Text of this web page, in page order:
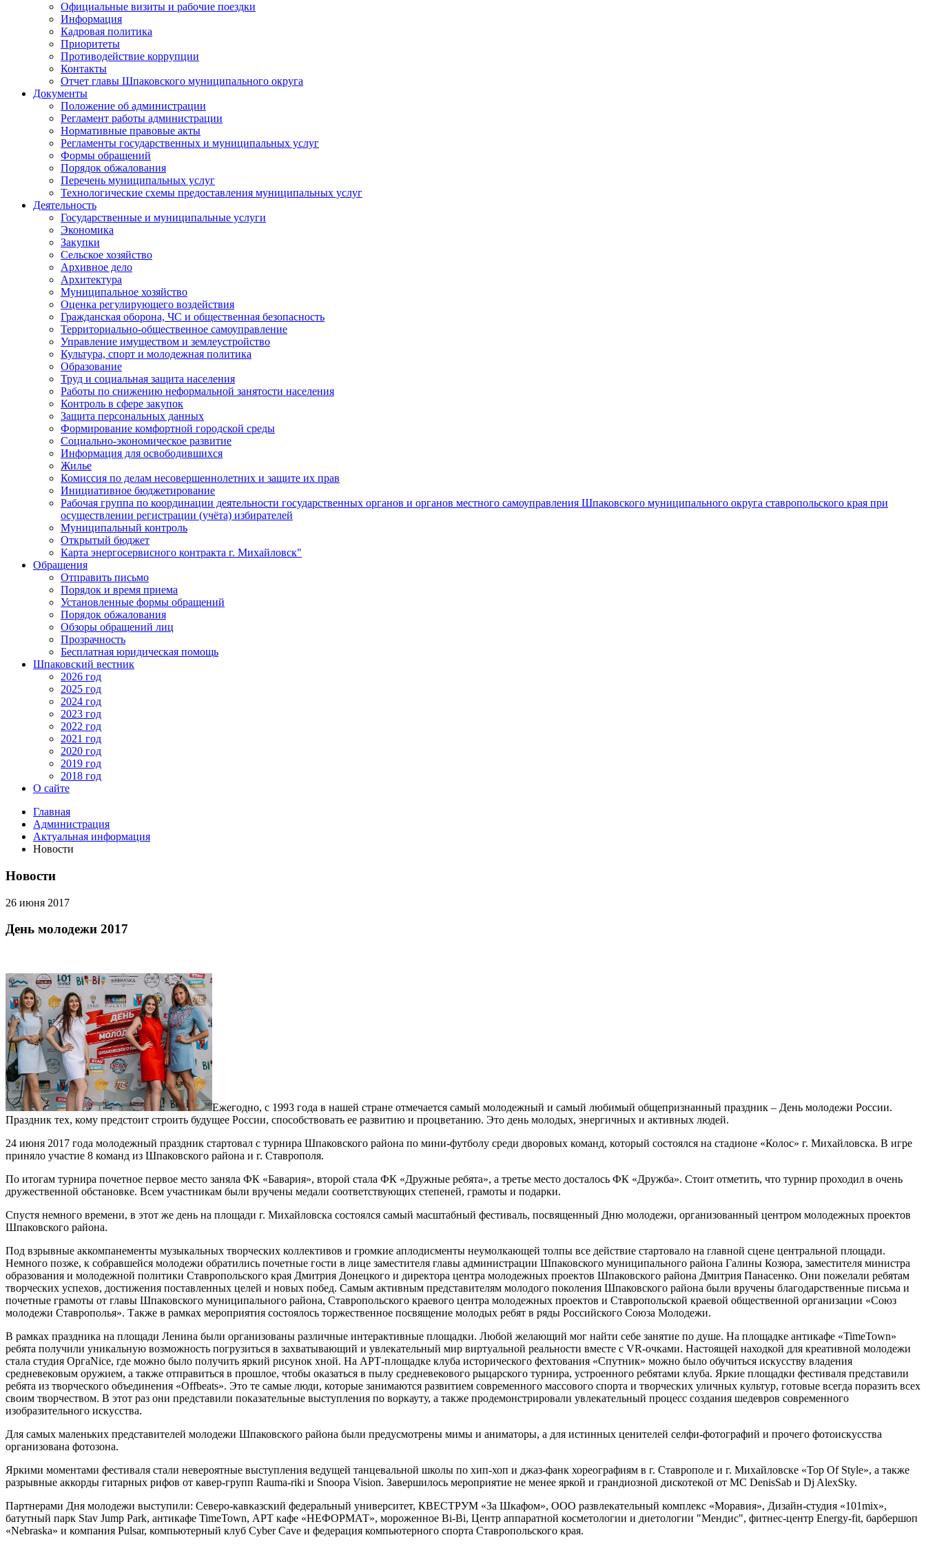
Официальные визиты и рабочие поездки
Информация
Кадровая политика
Приоритеты
Противодействие коррупции
Контакты
Отчет главы Шпаковского муниципального округа
Документы
Положение об администрации
Регламент работы администрации
Нормативные правовые акты
Регламенты государственных и муниципальных услуг
Формы обращений
Порядок обжалования
Перечень муниципальных услуг
Технологические схемы предоставления муниципальных услуг
Деятельность
Государственные и муниципальные услуги
Экономика
Закупки
Сельское хозяйство
Архивное дело
Архитектура
Муниципальное хозяйство
Оценка регулирующего воздействия
Гражданская оборона, ЧС и общественная безопасность
Территориально-общественное самоуправление
Управление имуществом и землеустройство
Культура, спорт и молодежная политика
Образование
Труд и социальная защита населения
Работы по снижению неформальной занятости населения
Контроль в сфере закупок
Защита персональных данных
Формирование комфортной городской среды
Социально-экономическое развитие
Информация для освободившихся
Жилье
Комиссия по делам несовершеннолетних и защите их прав
Инициативное бюджетирование
Рабочая группа по координации деятельности государственных органов и органов местного самоуправления Шпаковского муниципального округа ставропольского края при
осуществлении регистрации (учёта) избирателей
Муниципальный контроль
Открытый бюджет
Карта энергосервисного контракта г. Михайловск"
Обращения
Отправить письмо
Порядок и время приема
Установленные формы обращений
Порядок обжалования
Обзоры обращений лиц
Прозрачность
Бесплатная юридическая помощь
Шпаковский вестник
2026 год
2025 год
2024 год
2023 год
2022 год
2021 год
2020 год
2019 год
2018 год
О сайте
Главная
Администрация
Актуальная информация
Новости
Новости
26 июня 2017
День молодежи 2017
Ежегодно, с 1993 года в нашей стране отмечается самый молодежный и самый любимый общепризнанный праздник – День молодежи России.
Праздник тех, кому предстоит строить будущее России, способствовать ее развитию и процветанию. Это день молодых, энергичных и активных людей.
24 июня 2017 года молодежный праздник стартовал с турнира Шпаковского района по мини-футболу среди дворовых команд, который состоялся на стадионе «Колос» г. Михайловска. В игре
приняло участие 8 команд из Шпаковского района и г. Ставрополя.
По итогам турнира почетное первое место заняла ФК «Бавария», второй стала ФК «Дружные ребята», а третье место досталось ФК «Дружба». Стоит отметить, что турнир проходил в очень
дружественной обстановке. Всем участникам были вручены медали соответствующих степеней, грамоты и подарки.
Спустя немного времени, в этот же день на площади г. Михайловска состоялся самый масштабный фестиваль, посвященный Дню молодежи, организованный центром молодежных проектов
Шпаковского района.
Под взрывные аккомпанементы музыкальных творческих коллективов и громкие аплодисменты неумолкающей толпы все действие стартовало на главной сцене центральной площади.
Немного позже, к собравшейся молодежи обратились почетные гости в лице заместителя главы администрации Шпаковского муниципального района Галины Козюра, заместителя министра
образования и молодежной политики Ставропольского края Дмитрия Донецкого и директора центра молодежных проектов Шпаковского района Дмитрия Панасенко. Они пожелали ребятам
творческих успехов, достижения поставленных целей и новых побед. Самым активным представителям молодого поколения Шпаковского района были вручены благодарственные письма и
почетные грамоты от главы Шпаковского муниципального района, Ставропольского краевого центра молодежных проектов и Ставропольской краевой общественной организации «Союз
молодежи Ставрополья». Также в рамках мероприятия состоялось торжественное посвящение молодых ребят в ряды Российского Союза Молодежи.
В рамках праздника на площади Ленина были организованы различные интерактивные площадки. Любой желающий мог найти себе занятие по душе. На площадке антикафе «TimeTown»
ребята получили уникальную возможность погрузиться в захватывающий и увлекательный мир виртуальной реальности вместе с VR-очками. Настоящей находкой для креативной молодежи
стала студия ОргаNice, где можно было получить яркий рисунок хной. На АРТ-площадке клуба исторического фехтования «Спутник» можно было обучиться искусству владения
средневековым оружием, а также отправиться в прошлое, чтобы оказаться в пылу средневекового рыцарского турнира, устроенного ребятами клуба. Яркие площадки фестиваля представили
ребята из творческого объединения «Offbeats». Это те самые люди, которые занимаются развитием современного массового спорта и творческих уличных культур, готовые всегда поразить всех
своим творчеством. В этот раз они представили показательные выступления по воркауту, а также продемонстрировали увлекательный процесс создания шедевров современного
изобразительного искусства.
Для самых маленьких представителей молодежи Шпаковского района были предусмотрены мимы и аниматоры, а для истинных ценителей селфи-фотографий и прочего фотоискусства
организована фотозона.
Яркими моментами фестиваля стали невероятные выступления ведущей танцевальной школы по хип-хоп и джаз-фанк хореографиям в г. Ставрополе и г. Михайловске «Top Of Style», а также
разрывные аккорды гитарных рифов от кавер-групп Rauma-riki и Snoopa Vision. Завершилось мероприятие не менее яркой и грандиозной дискотекой от МС DenisSab и Dj AlexSky.
Партнерами Дня молодежи выступили: Северо-кавказский федеральный университет, КВЕСТРУМ «За Шкафом», ООО развлекательный комплекс «Моравия», Дизайн-студия «101mix»,
батутный парк Stav Jump Park, антикафе TimeTown, АРТ кафе «НЕФОРМАТ», мороженное Bi-Bi, Центр аппаратной косметологии и диетологии "Мендис", фитнес-центр Energy-fit, барбершоп
«Nebraska» и компания Pulsar, компьютерный клуб Cyber Cave и федерация компьютерного спорта Ставропольского края.